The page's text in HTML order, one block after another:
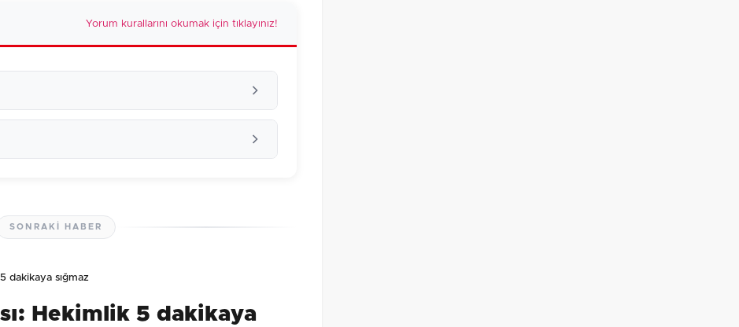
Yorum kurallarını okumak için tıklayınız!
Gönder
SONRAKI HABER
dakikaya sığmaz
Hekimlik 5 dakikaya